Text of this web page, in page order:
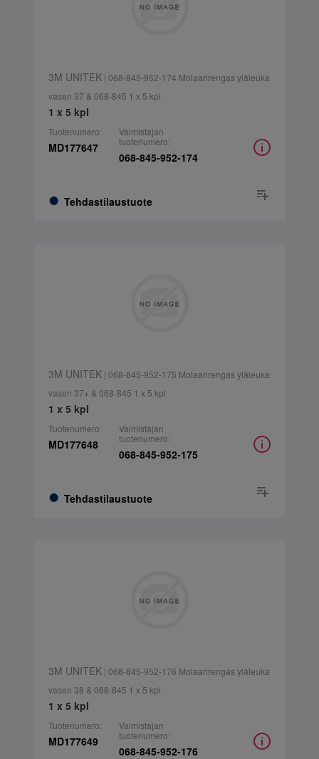
3M UNITEK| 068-845-952-174 Molaarirengas yläleuka
vasen 37 & 068-845 1 x 5 kpl
1 x 5 kpl
Tuotenumero:
MD177647
Tehdastilaustuote
Valmistajan
tuotenumero:
068-845-952-174
3M UNITEK| 068-845-952-175 Molaarirengas yläleuka
vasen 37+ & 068-845 1 x 5 kpl
1 x 5 kpl
Tuotenumero:
MD177648
Tehdastilaustuote
Valmistajan
tuotenumero:
068-845-952-175
3M UNITEK| 068-845-952-176 Molaarirengas yläleuka
vasen 38 & 068-845 1 x 5 kpl
1 x 5 kpl
Tuotenumero:
MD177649
Valmistajan
tuotenumero:
068-845-952-176